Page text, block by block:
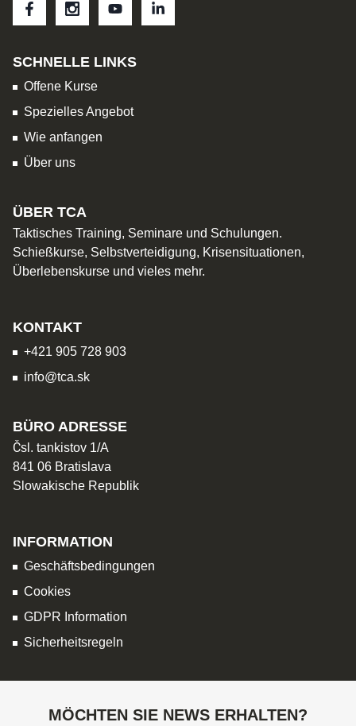
SCHNELLE LINKS
Offene Kurse
Spezielles Angebot
Wie anfangen
Über uns
ÜBER TCA
Taktisches Training, Seminare und Schulungen.
Schießkurse, Selbstverteidigung, Krisensituationen,
Überlebenskurse und vieles mehr.
KONTAKT
+421 905 728 903
info@tca.sk
BÜRO ADRESSE
Čsl. tankistov 1/A
841 06 Bratislava
Slowakische Republik
INFORMATION
Geschäftsbedingungen
Cookies
GDPR Information
Sicherheitsregeln
MÖCHTEN SIE NEWS ERHALTEN?